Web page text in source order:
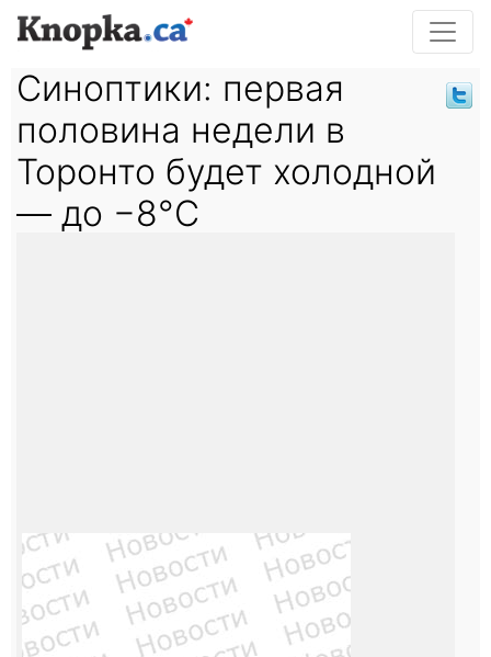
Синоптики: первая
половина недели в
Торонто будет холодной
— до −8°C